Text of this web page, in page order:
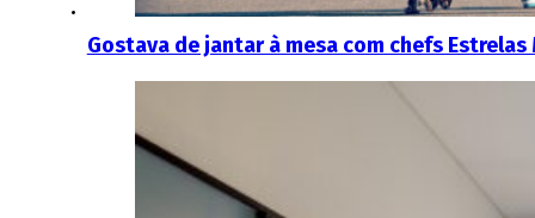
Gostava de jantar à mesa com chefs